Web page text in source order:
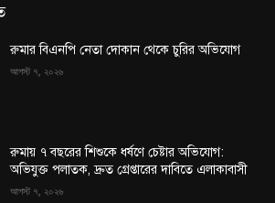
রুমার বিএনপি নেতা দোকান থেকে চুরির অভিযোগ
আগস্ট ৭, ২০২৬
রুমায় ৭ বছরের শিশুকে ধর্ষণে চেষ্টার অভিযোগ:
অভিযুক্ত পলাতক, দ্রুত গ্রেপ্তারের দাবিতে এলাকাবাসী
আগস্ট ৭, ২০২৬